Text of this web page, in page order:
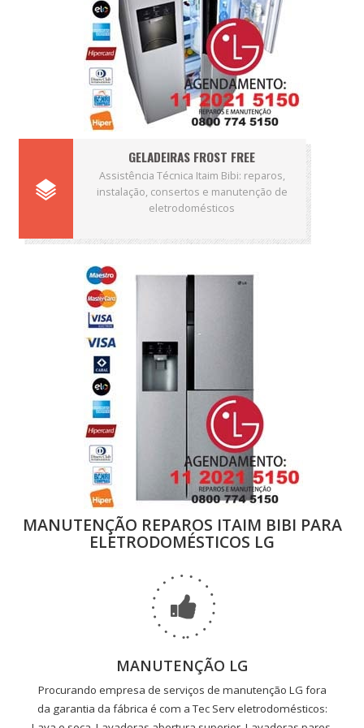
GELADEIRAS FROST FREE
Assistência Técnica Itaim Bibi: reparos,
instalação, consertos e manutenção de
eletrodomésticos
MANUTENÇÃO REPAROS ITAIM BIBI PARA
ELETRODOMÉSTICOS LG
MANUTENÇÃO LG
Procurando empresa de serviços de manutenção LG fora
da garantia da fábrica é com a Tec Serv eletrodomésticos: